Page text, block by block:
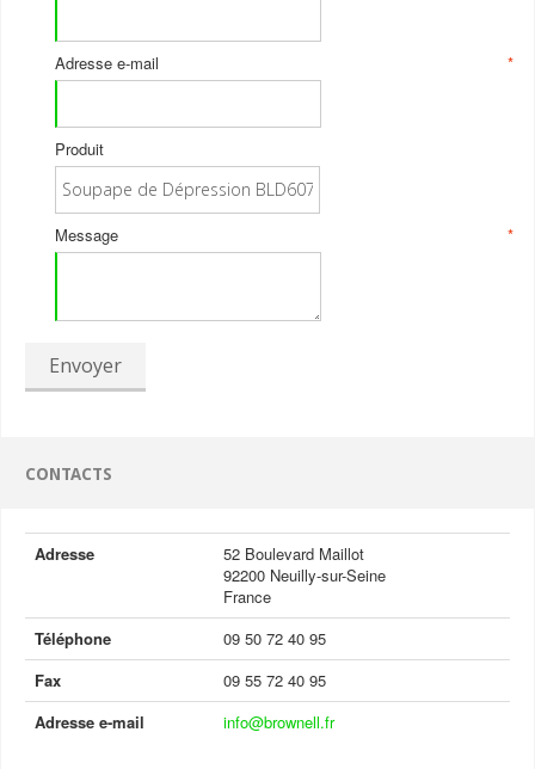
*
Adresse e-mail
Produit
*
Message
Envoyer
CONTACTS
Adresse
52 Boulevard Maillot
92200 Neuilly-sur-Seine
France
Téléphone
09 50 72 40 95
Fax
09 55 72 40 95
Adresse e-mail
info@brownell.fr